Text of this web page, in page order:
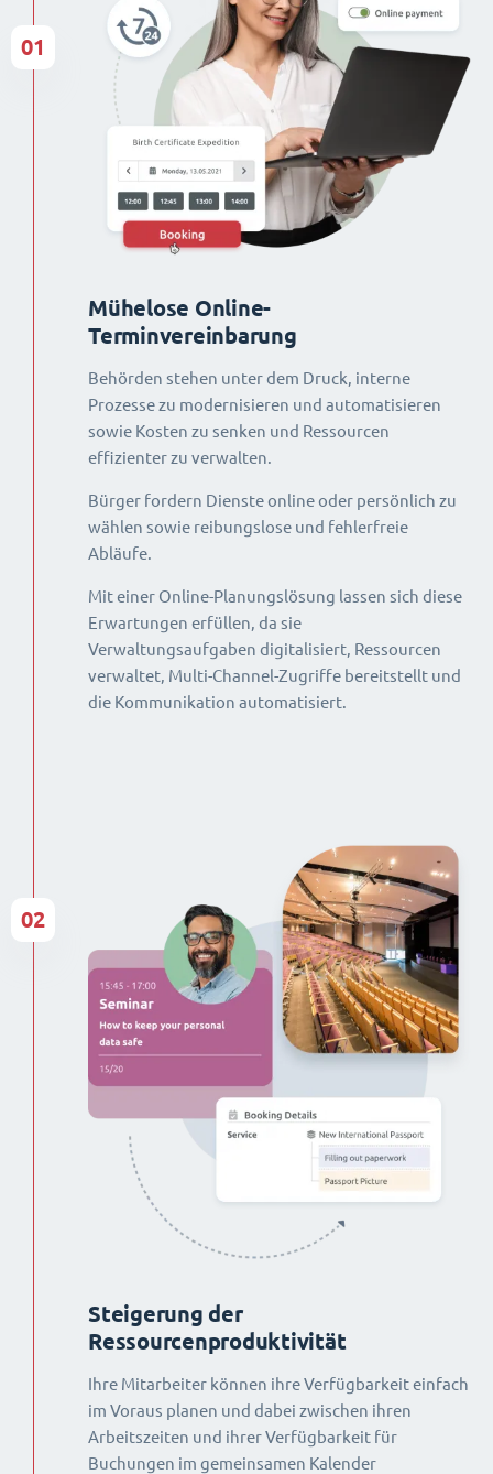
Mühelose Online-
Terminvereinbarung
Behörden stehen unter dem Druck, interne
Prozesse zu modernisieren und automatisieren
sowie Kosten zu senken und Ressourcen
effizienter zu verwalten.
Bürger fordern Dienste online oder persönlich zu
wählen sowie reibungslose und fehlerfreie
Abläufe.
Mit einer Online-Planungslösung lassen sich diese
Erwartungen erfüllen, da sie
Verwaltungsaufgaben digitalisiert, Ressourcen
verwaltet, Multi-Channel-Zugriffe bereitstellt und
die Kommunikation automatisiert.
01
Steigerung der
Ressourcenproduktivität
Ihre Mitarbeiter können ihre Verfügbarkeit einfach
im Voraus planen und dabei zwischen ihren
Arbeitszeiten und ihrer Verfügbarkeit für
Buchungen im gemeinsamen Kalender
02